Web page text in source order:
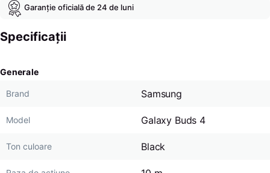
Garanție oficială de 24 de luni
Specificații
Generale
Brand Samsung
Model Galaxy Buds 4
Ton culoare Black